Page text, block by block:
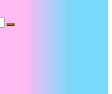
Suche